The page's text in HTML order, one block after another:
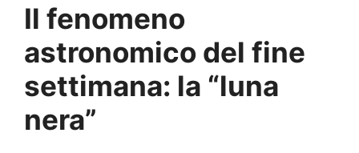
Il fenomeno
astronomico del fine
settimana: la “luna
nera”